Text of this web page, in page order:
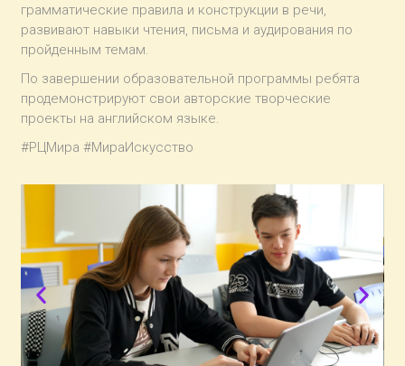
грамматические правила и конструкции в речи,
развивают навыки чтения, письма и аудирования по
пройденным темам.
По завершении образовательной программы ребята
продемонстрируют свои авторские творческие
проекты на английском языке.
#РЦМира #МираИскусство